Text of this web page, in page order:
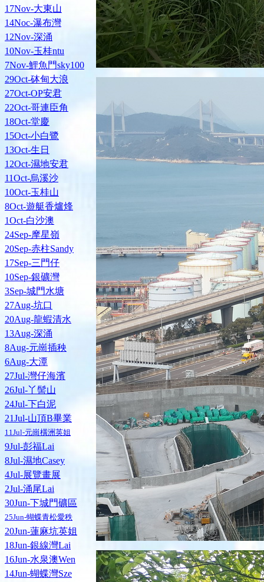
17Nov-大東山
14Noc-瀑布灣
12Nov-深涌
10Nov-玉桂ntu
7Nov-鯉魚門sky100
29Oct-砵甸大浪
27Oct-OP安君
22Oct-哥連臣角
18Oct-堂慶
15Oct-小白鷺
13Oct-生日
12Oct-濕地安君
11Oct-烏溪沙
10Oct-玉桂山
8Oct-遊艇香爐烽
1Oct-白沙澳
24Sep-摩星嶺
20Sep-赤柱Sandy
17Sep-三門仔
10Sep-銀礦灣
3Sep-城門水塘
27Aug-坑口
20Aug-龍蝦清水
13Aug-深涌
8Aug-元崗插秧
6Aug-大潭
27Jul-灣仔海濱
26Jul-丫髻山
24Jul-下白泥
21Jul-山頂B畢業
11Jul-元崗橫洲英姐
9Jul-彭福Lai
8Jul-濕地Casey
4Jul-展覽畫展
2Jul-涌尾Lai
30Jun-下城門礦區
25Jun-蝴蝶青松愛秩
20Jun-蓮麻坑英姐
18Jun-銀線灣Lai
16Jun-水泉澳Wen
14Jun-蝴蝶灣Sze